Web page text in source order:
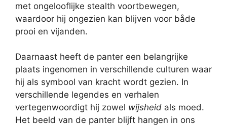
met ongelooflijke stealth voortbewegen,
waardoor hij ongezien kan blijven voor både
prooi en vijanden.
Daarnaast heeft de panter een belangrijke
plaats ingenomen in verschillende culturen waar
hij als symbool van kracht wordt gezien. In
verschillende legendes en verhalen
vertegenwoordigt hij zowel wijsheid als moed.
Het beeld van de panter blijft hangen in ons